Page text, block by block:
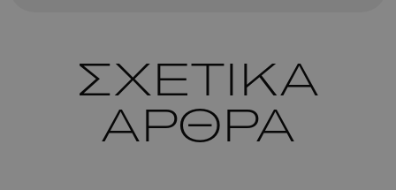
ΣΧΕΤΙΚΑ
ΑΡΘΡΑ